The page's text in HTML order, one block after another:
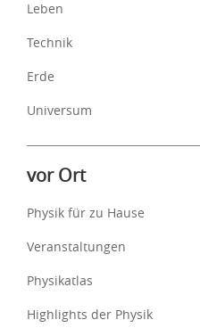
Leben
Technik
Erde
Universum
vor Ort
Physik für zu Hause
Veranstaltungen
Physikatlas
Highlights der Physik